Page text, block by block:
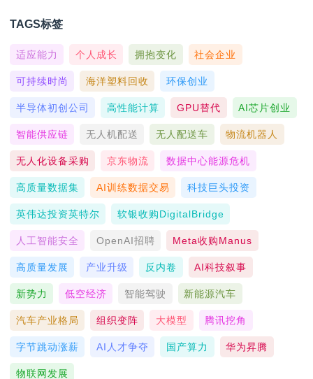
TAGS标签
适应能力 个人成长 拥抱变化 社会企业
可持续时尚 海洋塑料回收 环保创业
半导体初创公司 高性能计算 GPU替代 AI芯片创业
智能供应链 无人机配送 无人配送车 物流机器人
无人化设备采购 京东物流 数据中心能源危机
高质量数据集 AI训练数据交易 科技巨头投资
英伟达投资英特尔 软银收购DigitalBridge
人工智能安全 OpenAI招聘 Meta收购Manus
高质量发展 产业升级 反内卷 AI科技叙事
新势力 低空经济 智能驾驶 新能源汽车
汽车产业格局 组织变阵 大模型 腾讯挖角
字节跳动涨薪 AI人才争夺 国产算力 华为昇腾
物联网发展